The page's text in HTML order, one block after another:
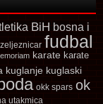
BiH bosna i
fudbal
karate karate
kuglanje kuglaski
okk spars ok
utakmica